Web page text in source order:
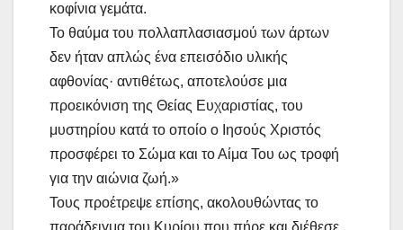
κοφίνια γεμάτα.
Το θαύμα του πολλαπλασιασμού των άρτων
δεν ήταν απλώς ένα επεισόδιο υλικής
αφθονίας· αντιθέτως, αποτελούσε μια
προεικόνιση της Θείας Ευχαριστίας, του
μυστηρίου κατά το οποίο ο Ιησούς Χριστός
προσφέρει το Σώμα και το Αίμα Του ως τροφή
για την αιώνια ζωή.»
Τους προέτρεψε επίσης, ακολουθώντας το